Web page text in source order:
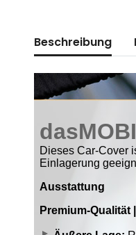
Beschreibung